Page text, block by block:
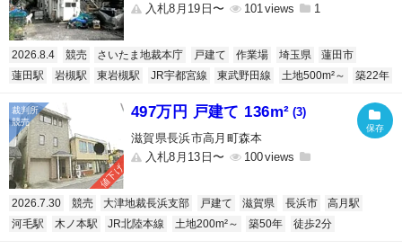
入札8月19日〜
101 1
2026.8.4 競売 さいたま地裁本庁 戸建て 作業場 埼玉県
蓮田市
蓮田駅
岩槻駅 東岩槻駅 JR宇都宮線 東武野田線 土地500m²～ 築22年
値下げ
497万円 戸建て 136m² (3)
滋賀県長浜市高月町森本
入札8月13日〜
100
2026.7.30 競売 大津地裁長浜支部 戸建て 滋賀県 長浜市
高月駅
河毛駅
木ノ本駅 JR北陸本線 土地200m²～ 築50年 徒歩2分